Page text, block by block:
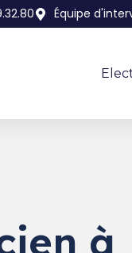
Équipe
à